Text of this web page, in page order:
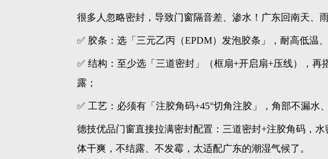
很多人忽略密封，导致门窗隔音差、渗水！广东回南天、
✅ 胶条：选「三元乙丙（EPDM）发泡胶条」，耐高低温
✅ 结构：至少选「三道密封」（框扇+开启扇+压线），
露；
✅ 工艺：必须有「注胶角码+45°切角注胶」，角部不漏水
德技优品门窗直接拉满密封配置：三道密封+注胶角码，
体干爽，不结露、不发霉，太适配广东的潮湿气候了。